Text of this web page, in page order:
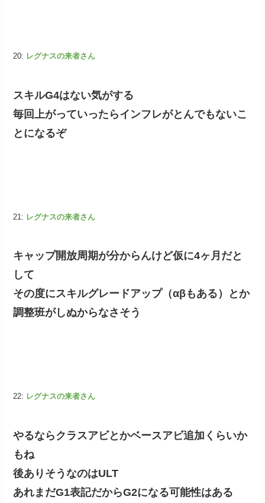
20: レグナスの来者さん
スキルG4はない気がする
毎回上がっていったらインフレがとんでもないこ
とになるぞ
21: レグナスの来者さん
キャップ開放周期が分からんけど仮に4ヶ月だと
して
その度にスキルグレードアップ（αβもある）とか
調整班がしぬからなさそう
22: レグナスの来者さん
やるならクラスアビとかベースアビ追加くらいか
もね
後ありそうなのはULT
あれまだG1表記だからG2になる可能性はある